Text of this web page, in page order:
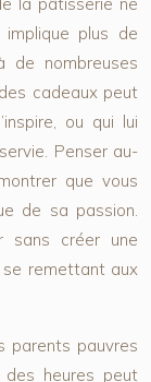
plus de
de nombreuses
cadeaux peut
ou qui lui
Penser au-
que vous
de sa passion.
sans créer une
se remettant aux
parents pauvres
heures peut